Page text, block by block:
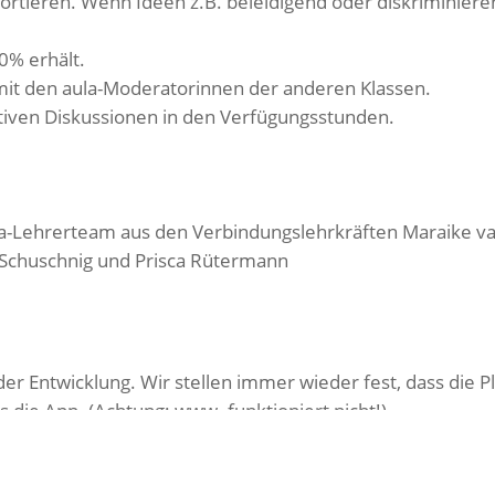
erhält.
den aula-Moderatorinnen der anderen Klassen.
Diskussionen in den Verfügungsstunden.
Lehrerteam aus den Verbindungslehrkräften Maraike
und Prisca Rütermann
Entwicklung. Wir stellen immer wieder fest, dass die
App. (Achtung: www. funktioniert nicht!)